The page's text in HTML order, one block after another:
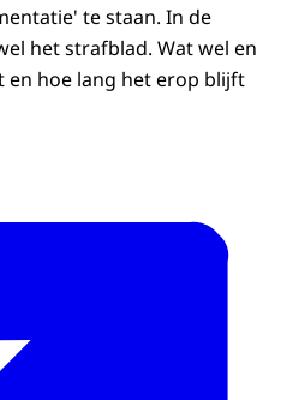
te staan. In de
het strafblad. Wat wel en
hoe lang het erop blijft